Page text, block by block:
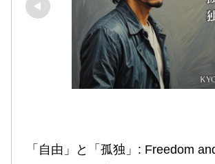
「自由」と「孤独」: Freedom